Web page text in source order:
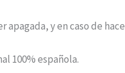
apagada, y en caso de
100% española.